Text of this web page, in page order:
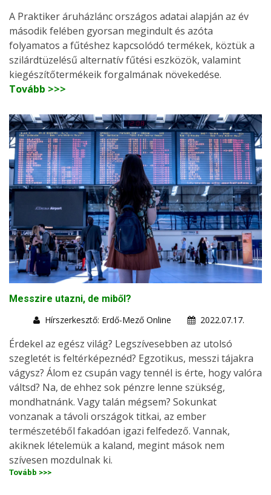
A Praktiker áruházlánc országos adatai alapján az év
második felében gyorsan megindult és azóta
folyamatos a fűtéshez kapcsolódó termékek, köztük a
szilárdtüzelésű alternatív fűtési eszközök, valamint
kiegészítőtermékeik forgalmának növekedése.
Tovább >>>
Messzire utazni, de miből?
Hírszerkesztő: Erdő-Mező Online
2022.07.17.
Érdekel az egész világ? Legszívesebben az utolsó
szegletét is feltérképeznéd? Egzotikus, messzi tájakra
vágysz? Álom ez csupán vagy tennél is érte, hogy valóra
váltsd? Na, de ehhez sok pénzre lenne szükség,
mondhatnánk. Vagy talán mégsem? Sokunkat
vonzanak a távoli országok titkai, az ember
természetéből fakadóan igazi felfedező. Vannak,
akiknek lételemük a kaland, megint mások nem
szívesen mozdulnak ki.
Tovább >>>